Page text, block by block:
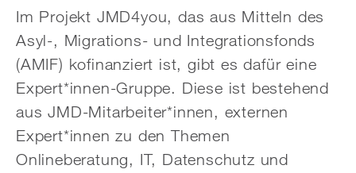
Im Projekt JMD4you, das aus Mitteln des
Asyl-, Migrations- und Integrationsfonds
(AMIF) kofinanziert ist, gibt es dafür eine
Expert*innen-Gruppe. Diese ist bestehend
aus JMD-Mitarbeiter*innen, externen
Expert*innen zu den Themen
Onlineberatung, IT, Datenschutz und